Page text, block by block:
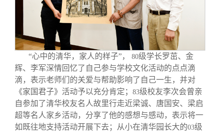
“心中的清华，家人的样子”， 80级学长罗茁、金
辉、李军深情回忆了自己参与学校文化活动的点点滴
滴，表示老师们的关爱与帮助影响了自己一生，并对
《家国君子》活动予以充分肯定； 83级校友李次会曾亲
自参加了清华校友名人故里行走近梁诚、唐国安、梁启
超等名人家乡活动，分享了他的感想与感动，表示将一
如既往地支持活动开展下去；从小在清华园长大的03级